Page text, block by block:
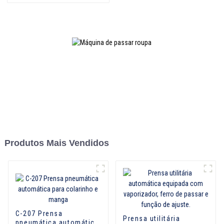
Produtos Mais Vendidos
C-207 Prensa
Prensa utilitária